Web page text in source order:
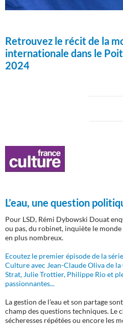
Retrouvez le récit de la
internationale dans le
2024
L’eau, une question
Pour LSD, Rémi Dybowski Douat
ou pas, du robinet, inquiète le
en plus nombreux.
Ecoutez le premier épisode de la
Culture avec Jean-Claude Oliva de
Strat, Julie Trottier, Philippe Rio et
passionnantes...
La gestion de l’eau et son partage
champ des questions techniques. Le
sécheresses répétées ou encore les